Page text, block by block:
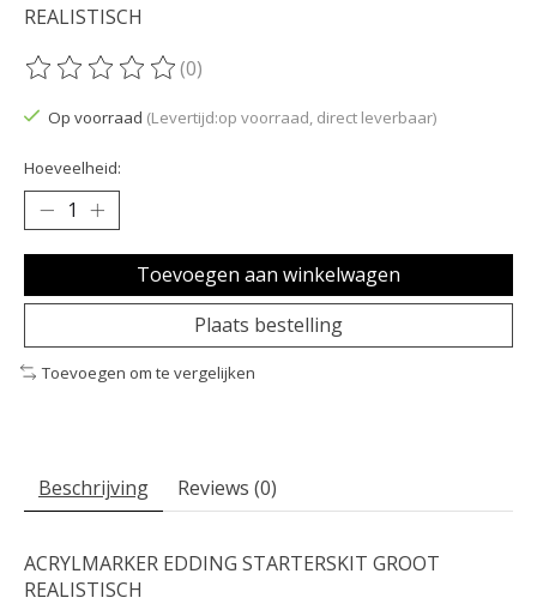
REALISTISCH
De beoordeling van dit product is
(0)
Op voorraad (Levertijd:op voorraad, direct leverbaar)
Hoeveelheid:
Toevoegen aan winkelwagen
Plaats bestelling
Toevoegen om te vergelijken
Beschrijving Reviews (0)
ACRYLMARKER EDDING STARTERSKIT GROOT
REALISTISCH